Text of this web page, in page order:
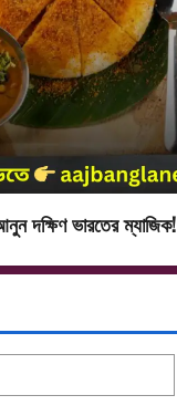
দক্ষিণ ভারতের ম্যাজিক!